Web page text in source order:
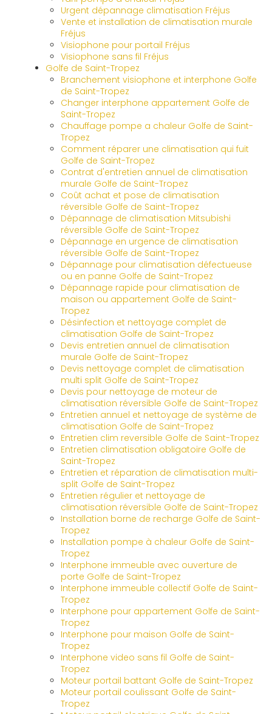
Urgent dépannage climatisation Fréjus
Vente et installation de climatisation murale
Fréjus
Visiophone pour portail Fréjus
Visiophone sans fil Fréjus
Golfe de Saint-Tropez
Branchement visiophone et interphone Golfe
de Saint-Tropez
Changer interphone appartement Golfe de
Saint-Tropez
Chauffage pompe a chaleur Golfe de Saint-
Tropez
Comment réparer une climatisation qui fuit
Golfe de Saint-Tropez
Contrat d'entretien annuel de climatisation
murale Golfe de Saint-Tropez
Coût achat et pose de climatisation
réversible Golfe de Saint-Tropez
Dépannage de climatisation Mitsubishi
réversible Golfe de Saint-Tropez
Dépannage en urgence de climatisation
réversible Golfe de Saint-Tropez
Dépannage pour climatisation défectueuse
ou en panne Golfe de Saint-Tropez
Dépannage rapide pour climatisation de
maison ou appartement Golfe de Saint-
Tropez
Désinfection et nettoyage complet de
climatisation Golfe de Saint-Tropez
Devis entretien annuel de climatisation
murale Golfe de Saint-Tropez
Devis nettoyage complet de climatisation
multi split Golfe de Saint-Tropez
Devis pour nettoyage de moteur de
climatisation réversible Golfe de Saint-Tropez
Entretien annuel et nettoyage de système de
climatisation Golfe de Saint-Tropez
Entretien clim reversible Golfe de Saint-Tropez
Entretien climatisation obligatoire Golfe de
Saint-Tropez
Entretien et réparation de climatisation multi-
split Golfe de Saint-Tropez
Entretien régulier et nettoyage de
climatisation réversible Golfe de Saint-Tropez
Installation borne de recharge Golfe de Saint-
Tropez
Installation pompe à chaleur Golfe de Saint-
Tropez
Interphone immeuble avec ouverture de
porte Golfe de Saint-Tropez
Interphone immeuble collectif Golfe de Saint-
Tropez
Interphone pour appartement Golfe de Saint-
Tropez
Interphone pour maison Golfe de Saint-
Tropez
Interphone video sans fil Golfe de Saint-
Tropez
Moteur portail battant Golfe de Saint-Tropez
Moteur portail coulissant Golfe de Saint-
Tropez